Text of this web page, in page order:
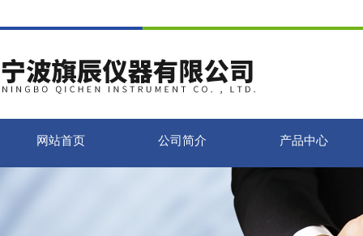
网站首页 公司简介 产品中心